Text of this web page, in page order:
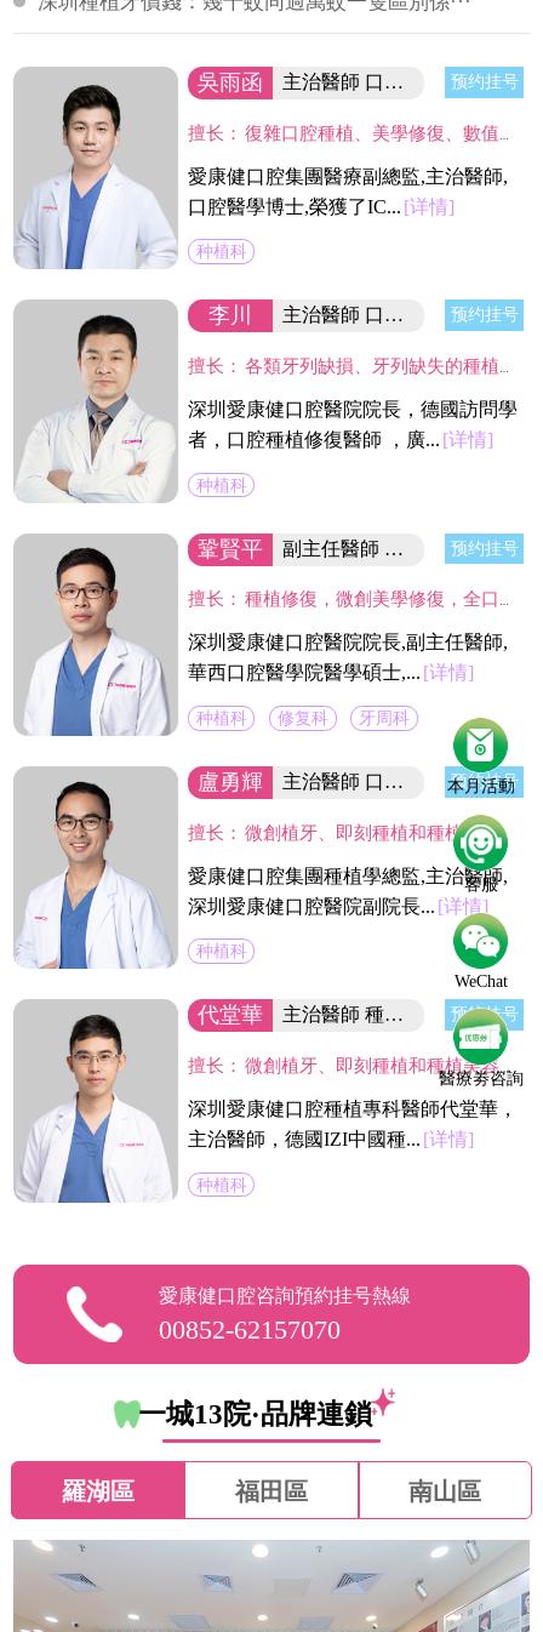
本月活動
客服
WeChat
醫療劵咨詢
吳雨函 主治醫師 口腔醫學博士 预约挂号
擅长： 復雜口腔種植、美學修復、數值化植牙、微創植牙、即刻植牙、植骨術、半口/全口無牙種植、牙槽與牙周微創外科。致力以大學嚴謹學術標準，結合日本細致服務理念。
愛康健口腔集團醫療副總監,主治醫師,
口腔醫學博士,榮獲了IC... [详情]
种植科
李川 主治醫師 口腔醫院院長 预约挂号
擅长： 各類牙列缺損、牙列缺失的種植修復重建，特別是在復雜骨缺損條件的種植、美學區種植、即刻種植及即刻修復、骨增量技術、All-on-4技術和數字化種植，半口/全口缺牙植牙以及牙周病患者的種植治療等方面具有豐富的臨床經驗。
深圳愛康健口腔醫院院長，德國訪問學
者，口腔種植修復醫師 ，廣... [详情]
种植科
鞏賢平 副主任醫師 醫院院長/碩士 预约挂号
擅长： 種植修復，微創美學修復，全口咬合重建等；熟練應用口腔顯微鏡並在顯微放大設備下進行種植手術、牙周美學手術及各類修復操作。熟練處理牙周病及牙體缺失、四環素、氟斑牙的全口美學修復工作，對於顯微治療有深入研究，具有豐富的口腔全科診療經驗。
深圳愛康健口腔醫院院長,副主任醫師,
華西口腔醫學院醫學碩士,... [详情]
种植科 修复科 牙周科
盧勇輝 主治醫師 口腔醫院副院長 预约挂号
擅长： 微創植牙、即刻種植和種植美容修復，數值化植牙，即刻修復及各種復雜種植、植骨術，半口植牙，全口無牙種植牙，在口腔種植及修復方面有豐富的臨床經驗。
愛康健口腔集團種植學總監,主治醫師,
深圳愛康健口腔醫院副院長... [详情]
种植科
代堂華 主治醫師 種植專業副主任 预约挂号
擅长： 微創植牙、即刻種植和種植美容修復，即刻修復及各種復雜種植、植骨術。在微創種植，種植骨增量手術方面積累了大量經驗，多次參加省及國內的學術會議並發表演講，長期擔任愛康健齒科集團VIP種植中心臨床指導老師。
深圳愛康健口腔種植專科醫師代堂華，
主治醫師，德國IZI中國種... [详情]
种植科
愛康健口腔咨詢預約挂号熱線
00852-62157070
一城13院·品牌連鎖
羅湖區 福田區 南山區